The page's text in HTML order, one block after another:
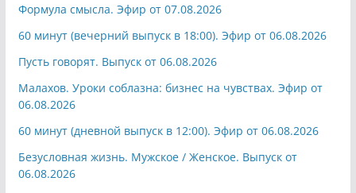
Формула смысла. Эфир от 07.08.2026
60 минут (вечерний выпуск в 18:00). Эфир от 06.08.2026
Пусть говорят. Выпуск от 06.08.2026
Малахов. Уроки соблазна: бизнес на чувствах. Эфир от
06.08.2026
60 минут (дневной выпуск в 12:00). Эфир от 06.08.2026
Безусловная жизнь. Мужское / Женское. Выпуск от
06.08.2026